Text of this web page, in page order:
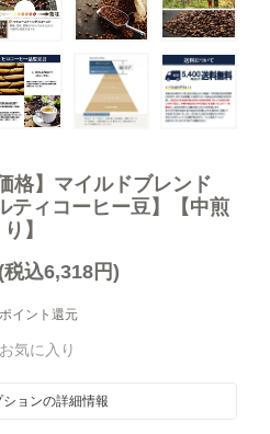
商品
格】マイルドブレンド
ティコーヒー豆】【中煎
り】
込6,318円)
ポイント還元
お気に入り
ションの詳細情報